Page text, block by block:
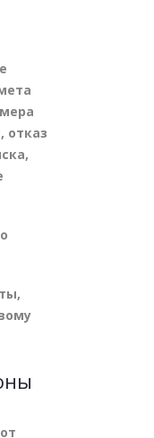
отказ